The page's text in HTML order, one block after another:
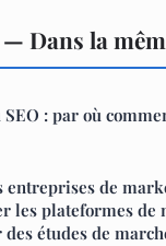
Dans la
: par où
entreprises de
les plateformes de
études de